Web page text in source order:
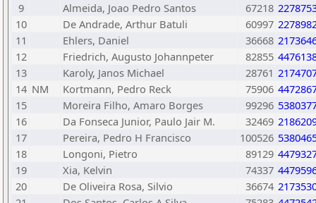
9
Almeida, Joao Pedro Santos 67218
10
De Andrade, Arthur Batuli 60997
11
Ehlers, Daniel 36668
12
Friedrich, Augusto Johannpeter 82855
13
Karoly, Janos Michael 28761
14 NM Kortmann, Pedro Reck 75906
15
Moreira Filho, Amaro Borges 99296
16
Da Fonseca Junior, Paulo Jair M. 32469
17
Pereira, Pedro H Francisco 100526
18
Longoni, Pietro 89129
19
Xia, Kelvin 74337
20
De Oliveira Rosa, Silvio 36674